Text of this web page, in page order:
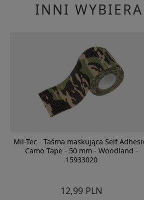
INNI
Mil-Tec - Taśma maskująca Self
Camo Tape - 50 mm - Woodland -
15933020
12,99 PLN